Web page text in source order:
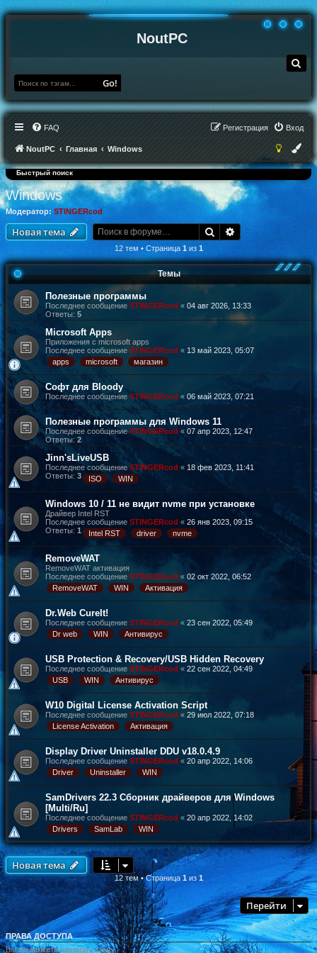
NoutPC
о
Go!
FAQ Вход
Регистрация
NoutPC Главная Windows
Быстрый поиск
Windows
Модератор: STINGERcod
Новая тема Поиск
12 тем • Страница 1из 1
Темы
Полезные программы
Последнее сообщение STINGERcod « 04 авг 2026, 13:33
Ответы: 5
Microsoft Apps
Приложения с microsoft apps
Последнее сообщение STINGERcod « 13 май 2023, 05:07
apps
microsoft магазин
Софт для Bloody
Последнее сообщение STINGERcod « 06 май 2023, 07:21
Полезные программы для Windows 11
Последнее сообщение STINGERcod « 07 апр 2023, 12:47
Ответы: 2
Jinn'sLiveUSB
Последнее сообщениеSTINGERcod « 18 фев 2023, 11:41
Ответы: 3 ISO WIN
Windows 10 / 11 не видит nvme при установке
Драйвер Intel RST
Последнее сообщение STINGERcod « 26 янв 2023, 09:15
Ответы: 1 Intel RST driver nvme
RemoveWAT
RemoveWAT активация
Последнее сообщение STINGERcod « 02 окт 2022, 06:52
RemoveWAT
WIN Активация
Dr.Web CureIt!
Последнее сообщение STINGERcod « 23 сен 2022, 05:49
Dr web
WIN Антивирус
USB Protection & Recovery/USB Hidden Recovery
Последнее сообщение STINGERcod « 22 сен 2022, 04:49
USB
WIN Антивирус
W10 Digital License Activation Script
Последнее сообщение STINGERcod « 29 июл 2022, 07:18
License Activation
Активация
Display Driver Uninstaller DDU v18.0.4.9
Последнее сообщение STINGERcod « 20 апр 2022, 14:06
Driver
Uninstaller WIN
SamDrivers 22.3 Сборник драйверов для Windows
[Multi/Ru]
Последнее сообщение STINGERcod « 20 апр 2022, 14:02
Drivers
SamLab WIN
Новая тема
12 тем • Страница 1из 1
Перейти
ПРАВА ДОСТУПА
Выне можетеначинать темы